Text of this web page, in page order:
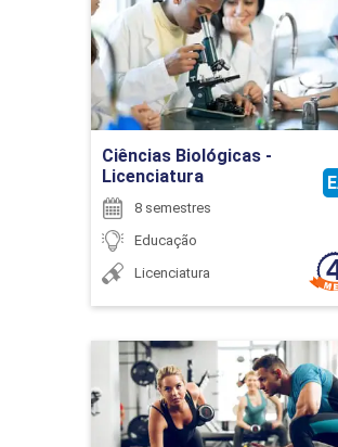
AVALIAÇÃO EDUCACIONAL
CIÊNCIAS DA NATUREZA NA
INFANTIL
90
Ciências Biológicas -
Licenciatura
8 semestres
Educação
Licenciatura
Detalhes do curso
Ir para Inscrição
Educação
Detalhes do curso